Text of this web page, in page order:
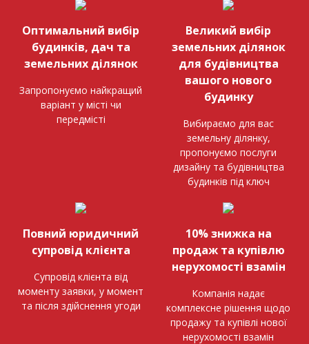
Оптимальний вибір
будинків, дач та
земельних ділянок
Запропонуємо найкращий
варіант у місті чи
передмісті
Великий вибір
земельних ділянок
для будівництва
вашого нового
будинку
Вибираємо для вас
земельну ділянку,
пропонуємо послуги
дизайну та будівництва
будинків під ключ
Повний юридичний
супровід клієнта
Супровід клієнта від
моменту заявки, у момент
та після здійснення угоди
10% знижка на
продаж та купівлю
нерухомості взамін
Компанія надає
комплексне рішення щодо
продажу та купівлі нової
нерухомості взамін